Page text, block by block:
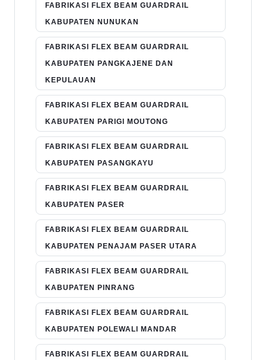
FABRIKASI FLEX BEAM GUARDRAIL
KABUPATEN NUNUKAN
FABRIKASI FLEX BEAM GUARDRAIL
KABUPATEN PANGKAJENE DAN
KEPULAUAN
FABRIKASI FLEX BEAM GUARDRAIL
KABUPATEN PARIGI MOUTONG
FABRIKASI FLEX BEAM GUARDRAIL
KABUPATEN PASANGKAYU
FABRIKASI FLEX BEAM GUARDRAIL
KABUPATEN PASER
FABRIKASI FLEX BEAM GUARDRAIL
KABUPATEN PENAJAM PASER UTARA
FABRIKASI FLEX BEAM GUARDRAIL
KABUPATEN PINRANG
FABRIKASI FLEX BEAM GUARDRAIL
KABUPATEN POLEWALI MANDAR
FABRIKASI FLEX BEAM GUARDRAIL